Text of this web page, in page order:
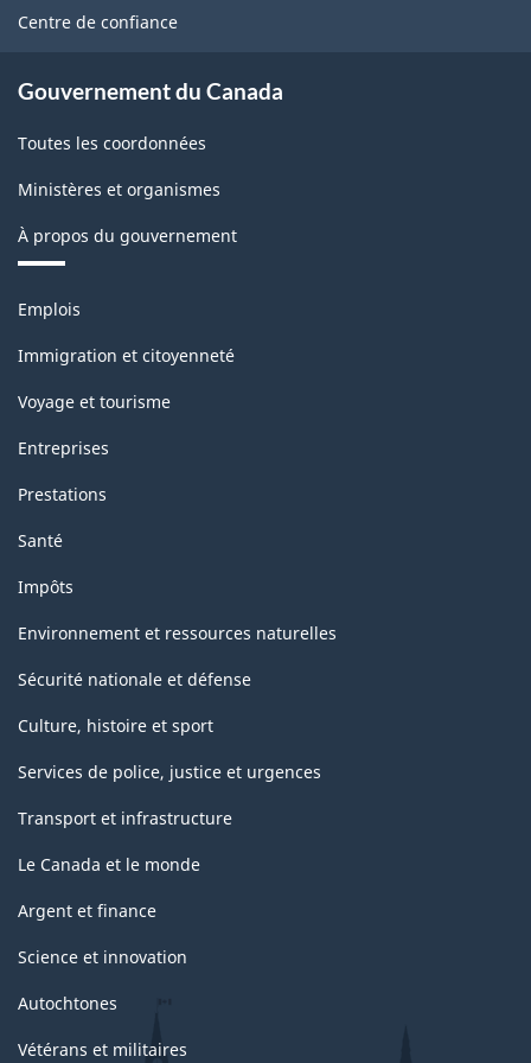
d'exportation
de
-
Structure
de
la
classification
site
Centre de confiance
Gouvernement du Canada
Toutes les coordonnées
Ministères et organismes
À propos du gouvernement
Thèmes
sujets
Emplois
Immigration et citoyenneté
Voyage et tourisme
Entreprises
Prestations
Santé
Impôts
Environnement et ressources naturelles
Sécurité nationale et défense
Culture, histoire et sport
Services de police, justice et urgences
Transport et infrastructure
Le Canada et le monde
Argent et finance
Science et innovation
Autochtones
Vétérans et militaires